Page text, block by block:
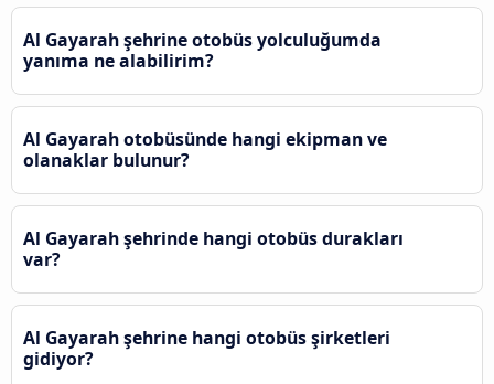
Al Gayarah şehrine otobüs yolculuğumda
yanıma ne alabilirim?
Al Gayarah otobüsünde hangi ekipman ve
olanaklar bulunur?
Al Gayarah şehrinde hangi otobüs durakları
var?
Al Gayarah şehrine hangi otobüs şirketleri
gidiyor?